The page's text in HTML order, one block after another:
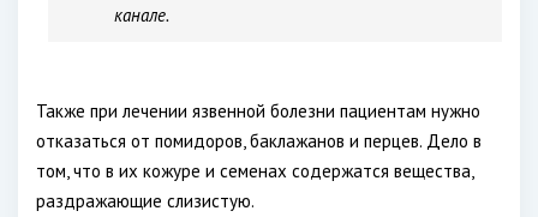
канале.
Также при лечении язвенной болезни пациентам нужно
отказаться от помидоров, баклажанов и перцев. Дело в
том, что в их кожуре и семенах содержатся вещества,
раздражающие слизистую.